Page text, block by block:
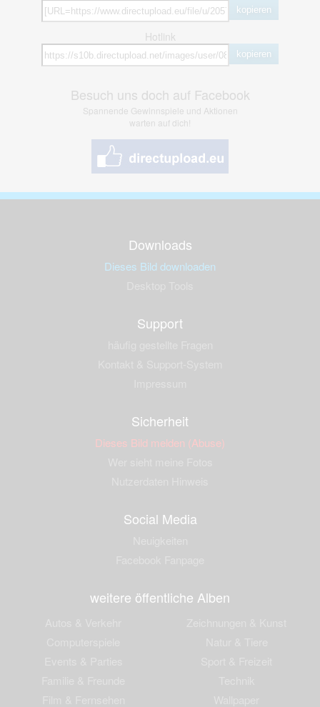
kopieren
Hotlink
kopieren
Besuch uns doch auf Facebook
Spannende Gewinnspiele und Aktionen
warten auf dich!
Downloads
Dieses Bild downloaden
Support
Sicherheit
Dieses Bild melden (Abuse)
Social Media
weitere öffentliche Alben